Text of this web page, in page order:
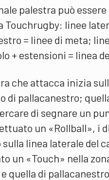
palestra può
Touchrugby: linee
= linee di meta;
+ estensioni = linea
che attacca inizia
di pallacanestro;
di segnare un
un «Rollball», i
sulla linea laterale del
un «Touch» nella
quella di